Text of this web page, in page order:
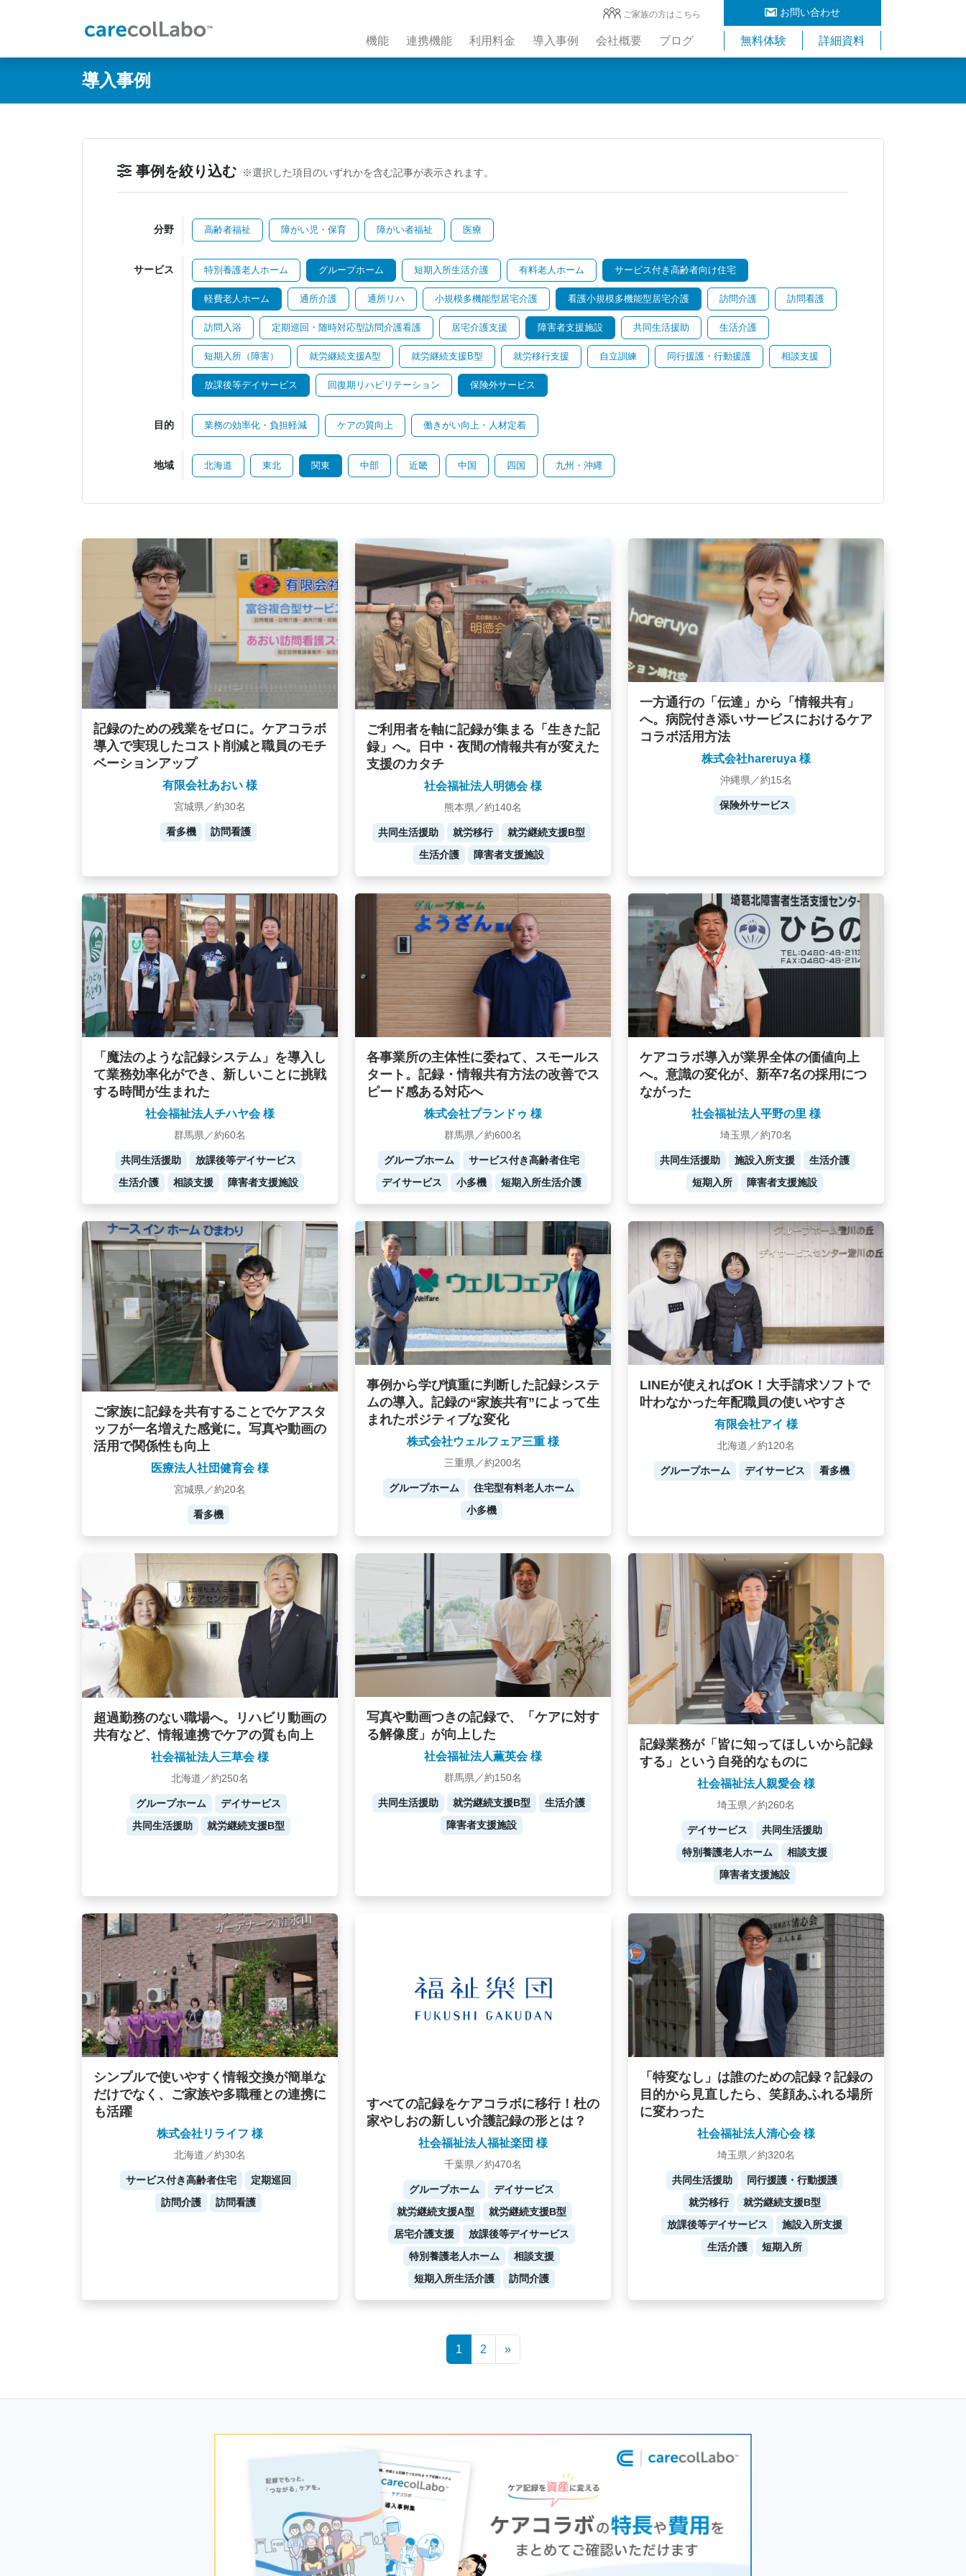
お問い合わせ
ご家族の方はこちら
機能 連携機能 利用料金 導入事例 会社概要 ブログ 無料体験 詳細資料
導入事例
事例を絞り込む ※選択した項目のいずれかを含む記事が表示されます。
分野 高齢者福祉 障がい児・保育 障がい者福祉 医療
サービス 特別養護老人ホーム グループホーム 短期入所生活介護 有料老人ホーム サービス付き高齢者向け住宅
軽費老人ホーム 通所介護 通所リハ 小規模多機能型居宅介護 看護小規模多機能型居宅介護 訪問介護 訪問看護
訪問入浴 定期巡回・随時対応型訪問介護看護 居宅介護支援 障害者支援施設 共同生活援助 生活介護
短期入所（障害） 就労継続支援A型 就労継続支援B型 就労移行支援 自立訓練 同行援護・行動援護 相談支援
放課後等デイサービス 回復期リハビリテーション 保険外サービス
目的 業務の効率化・負担軽減 ケアの質向上 働きがい向上・人材定着
地域 北海道 東北 関東 中部 近畿 中国 四国 九州・沖縄
記録のための残業をゼロに。ケアコラボ
導入で実現したコスト削減と職員のモチ
ベーションアップ
有限会社あおい 様
宮城県／約30名
看多機 訪問看護
ご利用者を軸に記録が集まる「生きた記
録」へ。日中・夜間の情報共有が変えた
支援のカタチ
社会福祉法人明徳会 様
熊本県／約140名
共同生活援助 就労移行
就労継続支援B型
生活介護
障害者支援施設
一方通行の「伝達」から「情報共有」
へ。病院付き添いサービスにおけるケア
コラボ活用方法
株式会社hareruya 様
沖縄県／約15名
保険外サービス
「魔法のような記録システム」を導入し
て業務効率化ができ、新しいことに挑戦
する時間が生まれた
社会福祉法人チハヤ会 様
群馬県／約60名
共同生活援助
放課後等デイサービス
生活介護
相談支援 障害者支援施設
各事業所の主体性に委ねて、スモールス
タート。記録・情報共有方法の改善でス
ピード感ある対応へ
株式会社プランドゥ 様
群馬県／約600名
グループホーム
サービス付き高齢者住宅
デイサービス
小多機 短期入所生活介護
ケアコラボ導入が業界全体の価値向上
へ。意識の変化が、新卒7名の採用につ
ながった
社会福祉法人平野の里 様
埼玉県／約70名
共同生活援助 施設入所支援
生活介護
短期入所
障害者支援施設
ご家族に記録を共有することでケアスタ
ッフが一名増えた感覚に。写真や動画の
活用で関係性も向上
医療法人社団健育会 様
宮城県／約20名
看多機
事例から学び慎重に判断した記録システ
ムの導入。記録の“家族共有”によって生
まれたポジティブな変化
株式会社ウェルフェア三重 様
三重県／約200名
グループホーム
住宅型有料老人ホーム
小多機
LINEが使えればOK！大手請求ソフトで
叶わなかった年配職員の使いやすさ
有限会社アイ 様
北海道／約120名
グループホーム デイサービス 看多機
超過勤務のない職場へ。リハビリ動画の
共有など、情報連携でケアの質も向上
社会福祉法人三草会 様
北海道／約250名
グループホーム
デイサービス
共同生活援助
就労継続支援B型
写真や動画つきの記録で、「ケアに対す
る解像度」が向上した
社会福祉法人薫英会 様
群馬県／約150名
共同生活援助 就労継続支援B型
生活介護
障害者支援施設
記録業務が「皆に知ってほしいから記録
する」という自発的なものに
社会福祉法人親愛会 様
埼玉県／約260名
デイサービス
共同生活援助
特別養護老人ホーム
相談支援
障害者支援施設
シンプルで使いやすく情報交換が簡単な
だけでなく、ご家族や多職種との連携に
も活躍
株式会社リライフ 様
北海道／約30名
サービス付き高齢者住宅
定期巡回
訪問介護
訪問看護
すべての記録をケアコラボに移行！杜の
家やしおの新しい介護記録の形とは？
社会福祉法人福祉楽団 様
千葉県／約470名
グループホーム
デイサービス
就労継続支援A型
就労継続支援B型
居宅介護支援
放課後等デイサービス
特別養護老人ホーム
相談支援
短期入所生活介護
訪問介護
「特変なし」は誰のための記録？記録の
目的から見直したら、笑顔あふれる場所
に変わった
社会福祉法人清心会 様
埼玉県／約320名
共同生活援助
同行援護・行動援護
就労移行
就労継続支援B型
放課後等デイサービス
施設入所支援
生活介護
短期入所
1 2 »